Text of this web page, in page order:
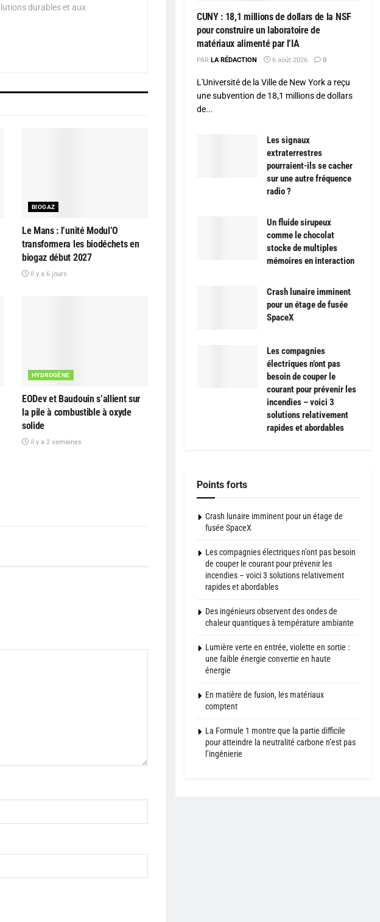
durables et aux
BIOGAZ
Le Mans : l’unité Modul’O
transformera les biodéchets en
biogaz début 2027
il y a 6 jours
HYDROGÈNE
EODev et Baudouin s’allient sur
la pile à combustible à oxyde
solide
il y a 2 semaines
CUNY : 18,1 millions de dollars de la NSF
pour construire un laboratoire de
matériaux alimenté par l’IA
PAR LA RÉDACTION 6 août 2026 0
L'Université de la Ville de New York a reçu
une subvention de 18,1 millions de dollars
de...
Les signaux
extraterrestres
pourraient-ils se cacher
sur une autre fréquence
radio ?
Un fluide sirupeux
comme le chocolat
stocke de multiples
mémoires en interaction
Crash lunaire imminent
pour un étage de fusée
SpaceX
Les compagnies
électriques n’ont pas
besoin de couper le
courant pour prévenir les
incendies – voici 3
solutions relativement
rapides et abordables
Points forts
Crash lunaire imminent pour un étage de
fusée SpaceX
Les compagnies électriques n’ont pas besoin
de couper le courant pour prévenir les
incendies – voici 3 solutions relativement
rapides et abordables
Des ingénieurs observent des ondes de
chaleur quantiques à température ambiante
Lumière verte en entrée, violette en sortie :
une faible énergie convertie en haute
énergie
En matière de fusion, les matériaux
comptent
La Formule 1 montre que la partie difficile
pour atteindre la neutralité carbone n’est pas
l’ingénierie